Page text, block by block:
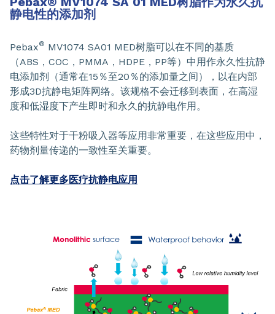
静电性的添加剂
Pebax® MV1074 SA01 MED树脂可以在不同的基质
（ABS，COC，PMMA，HDPE，PP等）中用作永久性抗静
电添加剂（通常在15％至20％的添加量之间），以在内部
形成3D抗静电矩阵网络。该规格不会迁移到表面，在高湿
度和低湿度下产生即时和永久的抗静电作用。
这些特性对于干粉吸入器等应用非常重要，在这些应用中，
药物剂量传递的一致性至关重要。
点击了解更多医疗抗静电应用